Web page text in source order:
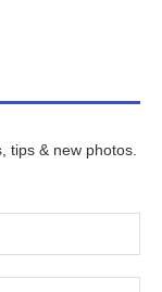
tips & new photos.